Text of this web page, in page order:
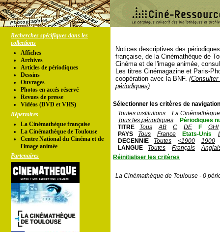
Recherches spécifiques dans les
collections
Affiches
Archives
Articles de périodiques
Dessins
Ouvrages
Photos en accés réservé
Revues de presse
Vidéos (DVD et VHS)
Répertoires
La Cinémathèque française
La Cinémathèque de Toulouse
Centre National du Cinéma et de
l'image animée
Partenaires
Notices descriptives des
française, de la Cinémathèque de
Cinéma et de l'image animée,
Les titres Cinémagazine et Paris-
coopération avec la BNF.
périodiques)
Sélectionner les critères de
Toutes institutions
La
Tous les périodiques
Périodiques
TITRE
Tous AB C DE F
GHI
PAYS
Tous France Etats-Unis
DECENNIE
Toutes <1900
1900
LANGUE
Toutes Français
Réinitialiser les critères
La Cinémathèque de Toulouse - 0